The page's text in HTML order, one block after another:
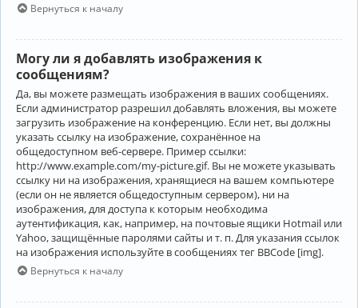
Вернуться к началу
Могу ли я добавлять изображения к
сообщениям?
Да, вы можете размещать изображения в ваших сообщениях.
Если администратор разрешил добавлять вложения, вы можете
загрузить изображение на конференцию. Если нет, вы должны
указать ссылку на изображение, сохранённое на
общедоступном веб-сервере. Пример ссылки:
http://www.example.com/my-picture.gif. Вы не можете указывать
ссылку ни на изображения, хранящиеся на вашем компьютере
(если он не является общедоступным сервером), ни на
изображения, для доступа к которым необходима
аутентификация, как, например, на почтовые ящики Hotmail или
Yahoo, защищённые паролями сайты и т. п. Для указания ссылок
на изображения используйте в сообщениях тег BBCode [img].
Вернуться к началу